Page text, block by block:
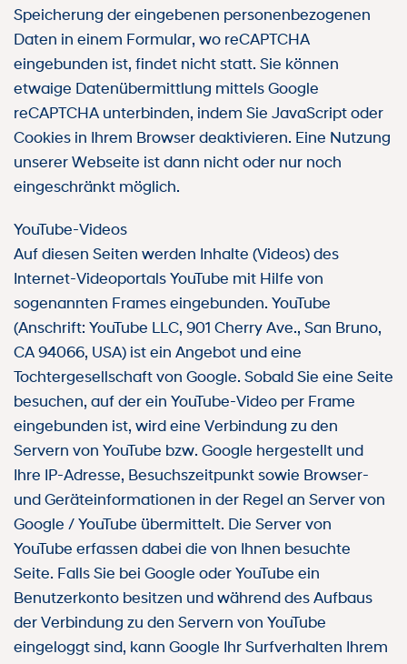
Speicherung der eingebenen personenbezogenen
Daten in einem Formular, wo reCAPTCHA
eingebunden ist, findet nicht statt. Sie können
etwaige Datenübermittlung mittels Google
reCAPTCHA unterbinden, indem Sie JavaScript oder
Cookies in Ihrem Browser deaktivieren. Eine Nutzung
unserer Webseite ist dann nicht oder nur noch
eingeschränkt möglich.
YouTube-Videos
Auf diesen Seiten werden Inhalte (Videos) des
Internet-Videoportals YouTube mit Hilfe von
sogenannten Frames eingebunden. YouTube
(Anschrift: YouTube LLC, 901 Cherry Ave., San Bruno,
CA 94066, USA) ist ein Angebot und eine
Tochtergesellschaft von Google. Sobald Sie eine Seite
besuchen, auf der ein YouTube-Video per Frame
eingebunden ist, wird eine Verbindung zu den
Servern von YouTube bzw. Google hergestellt und
Ihre IP-Adresse, Besuchszeitpunkt sowie Browser-
und Geräteinformationen in der Regel an Server von
Google / YouTube übermittelt. Die Server von
YouTube erfassen dabei die von Ihnen besuchte
Seite. Falls Sie bei Google oder YouTube ein
Benutzerkonto besitzen und während des Aufbaus
der Verbindung zu den Servern von YouTube
eingeloggt sind, kann Google Ihr Surfverhalten Ihrem